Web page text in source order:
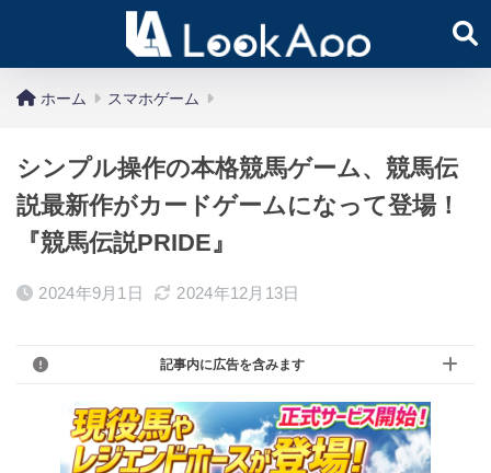
ホーム スマホゲーム
シンプル操作の本格競馬ゲーム、競馬伝
説最新作がカードゲームになって登場！
『競馬伝説PRIDE』
2024年9月1日 2024年12月13日
記事内に広告を含みます